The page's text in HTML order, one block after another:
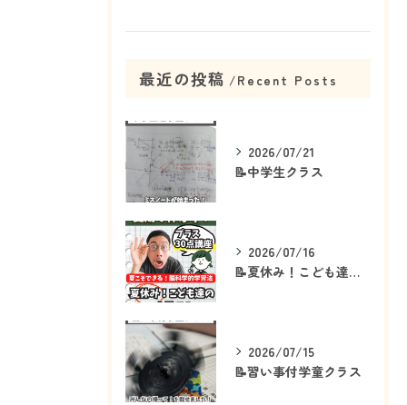
最近の投稿 Recent Posts
2026/07/21
📝中学生クラス
2026/07/16
📝夏休み！こども達の「ココ」を見て！👀
2026/07/15
📝習い事付学童クラス